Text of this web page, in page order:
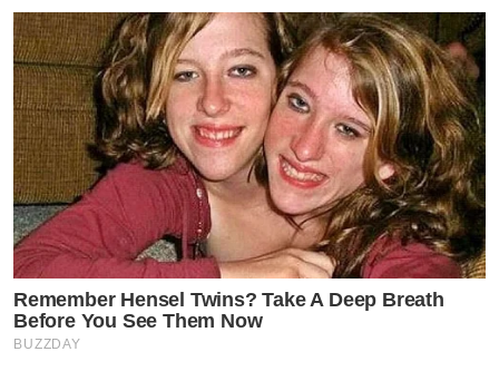
Remember Hensel Twins? Take A Deep Breath
Before You See Them Now
BUZZDAY